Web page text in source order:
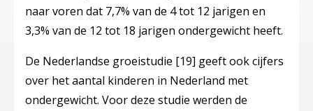
naar voren dat 7,7% van de 4 tot 12 jarigen en
3,3% van de 12 tot 18 jarigen ondergewicht heeft.
De Nederlandse groeistudie [19] geeft ook cijfers
over het aantal kinderen in Nederland met
ondergewicht. Voor deze studie werden de